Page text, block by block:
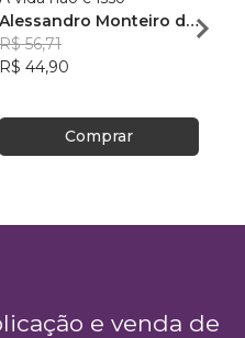
Alessandro Monteiro de
Menezes
R$ 56,71
R$ 44,90
Comprar
R$
e venda de